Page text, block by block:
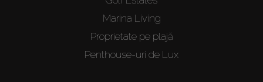
Marina Living
Proprietate pe plajă
Penthouse-uri de Lux